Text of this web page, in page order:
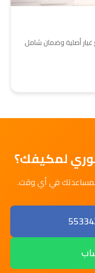
أصلية وضمان شامل
لمكيفك؟
لمساعدتك في أي وقت.